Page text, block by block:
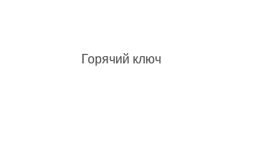
Горячий ключ